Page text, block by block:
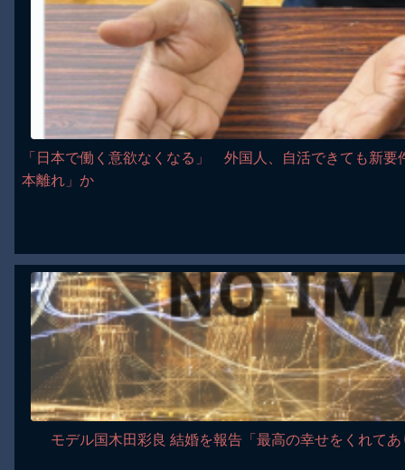
「日本で働く意欲なくなる」 外国人、自活できても新
本離れ」か
モデル国木田彩良 結婚を報告「最高の幸せをくれて